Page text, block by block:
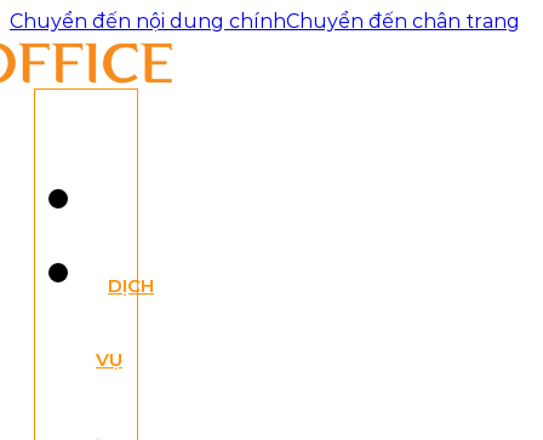
Chuyển đến nội dung chínhChuyển đến chân trang
DỊCH
VỤ